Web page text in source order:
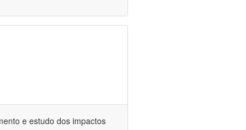
e estudo dos impactos